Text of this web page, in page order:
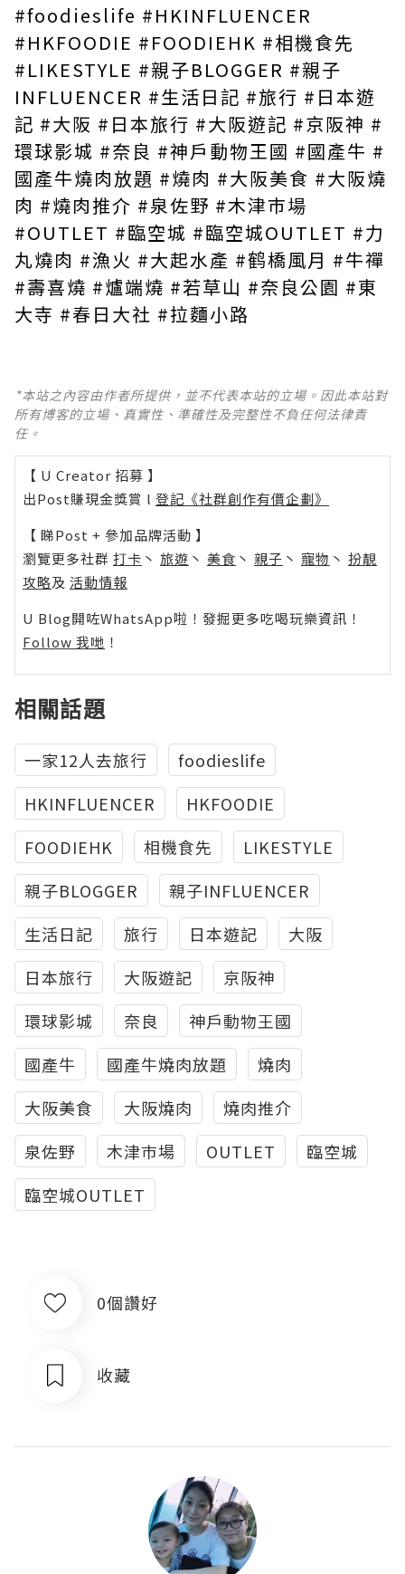
#foodieslife #HKINFLUENCER
#HKFOODIE #FOODIEHK #相機食先
#LIKESTYLE #親子BLOGGER #親子
INFLUENCER #生活日記 #旅行 #日本遊
記 #大阪 #日本旅行 #大阪遊記 #京阪神 #
環球影城 #奈良 #神戶動物王國 #國產牛 #
國產牛燒肉放題 #燒肉 #大阪美食 #大阪燒
肉 #燒肉推介 #泉佐野 #木津巿場
#OUTLET #臨空城 #臨空城OUTLET #力
丸燒肉 #漁火 #大起水產 #鹤橋風月 #牛禪
#壽喜燒 #爐端燒 #若草山 #奈良公園 #東
大寺 #春日大社 #拉麵小路
*本站之內容由作者所提供，並不代表本站的立場。因此本站對
所有博客的立場、真實性、準確性及完整性不負任何法律責
任。
【 U Creator 招募 】
出Post賺現金獎賞 l 登記《社群創作有價企劃》
【 睇Post + 參加品牌活動 】
瀏覽更多社群 打卡 丶 旅遊 丶 美食 丶 親子 丶 寵物 丶 扮靚
攻略及 活動情報
U Blog開咗WhatsApp啦！發掘更多吃喝玩樂資訊！
Follow 我哋 ！
相關話題
一家12人去旅行
foodieslife
HKINFLUENCER
HKFOODIE
FOODIEHK
相機食先
LIKESTYLE
親子BLOGGER
親子INFLUENCER
生活日記
旅行 日本遊記
大阪
日本旅行
大阪遊記
京阪神
環球影城
奈良
神戶動物王國
國產牛
國產牛燒肉放題
燒肉
大阪美食
大阪燒肉
燒肉推介
泉佐野
木津巿場 OUTLET
臨空城
臨空城OUTLET
0個讚好
收藏